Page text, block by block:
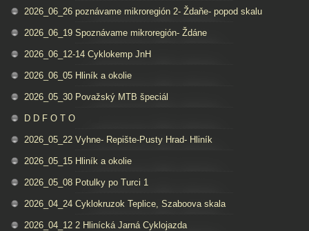
2026_06_26 poznávame mikroregión 2- Ždaňe- popod skalu
2026_06_19 Spoznávame mikroregión- Ždáne
2026_06_12-14 Cyklokemp JnH
2026_06_05 Hliník a okolie
2026_05_30 Považský MTB špeciál
D D F O T O
2026_05_22 Vyhne- Repište-Pusty Hrad- Hliník
2026_05_15 Hliník a okolie
2026_05_08 Potulky po Turci 1
2026_04_24 Cyklokruzok Teplice, Szaboova skala
2026_04_12 2 Hlinícká Jarná Cyklojazda